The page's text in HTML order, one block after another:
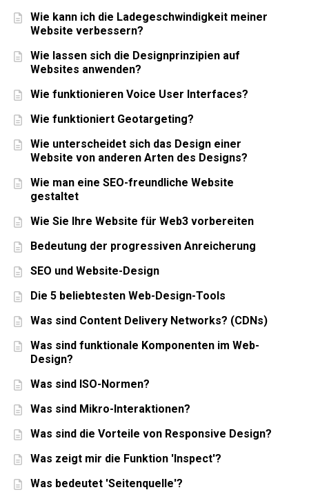
Wie kann ich die Ladegeschwindigkeit meiner
Website verbessern?
Wie lassen sich die Designprinzipien auf
Websites anwenden?
Wie funktionieren Voice User Interfaces?
Wie funktioniert Geotargeting?
Wie unterscheidet sich das Design einer
Website von anderen Arten des Designs?
Wie man eine SEO-freundliche Website
gestaltet
Wie Sie Ihre Website für Web3 vorbereiten
Bedeutung der progressiven Anreicherung
SEO und Website-Design
Die 5 beliebtesten Web-Design-Tools
Was sind Content Delivery Networks? (CDNs)
Was sind funktionale Komponenten im Web-
Design?
Was sind ISO-Normen?
Was sind Mikro-Interaktionen?
Was sind die Vorteile von Responsive Design?
Was zeigt mir die Funktion 'Inspect'?
Was bedeutet 'Seitenquelle'?